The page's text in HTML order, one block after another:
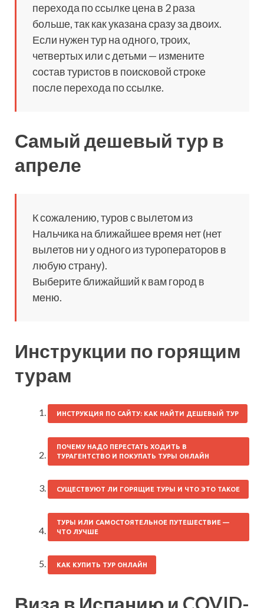
перехода по ссылке цена в 2 раза
больше, так как указана сразу за двоих.
Если нужен тур на одного, троих,
четвертых или с детьми — измените
состав туристов в поисковой строке
после перехода по ссылке.
Самый дешевый тур в
апреле
К сожалению, туров с вылетом из
Нальчика на ближайшее время нет (нет
вылетов ни у одного из туроператоров в
любую страну).
Выберите ближайший к вам город в
меню.
Инструкции по горящим
турам
ИНСТРУКЦИЯ ПО САЙТУ: КАК НАЙТИ ДЕШЕВЫЙ ТУР
ПОЧЕМУ НАДО ПЕРЕСТАТЬ ХОДИТЬ В
ТУРАГЕНТСТВО И ПОКУПАТЬ ТУРЫ ОНЛАЙН
СУЩЕСТВУЮТ ЛИ ГОРЯЩИЕ ТУРЫ И ЧТО ЭТО ТАКОЕ
ТУРЫ ИЛИ САМОСТОЯТЕЛЬНОЕ ПУТЕШЕСТВИЕ —
ЧТО ЛУЧШЕ
КАК КУПИТЬ ТУР ОНЛАЙН
Виза в Испанию и COVID-